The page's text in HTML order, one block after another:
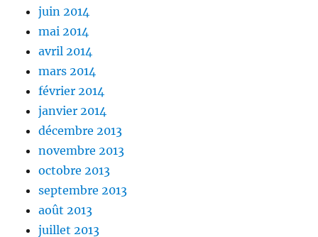
juin 2014
mai 2014
avril 2014
mars 2014
février 2014
janvier 2014
décembre 2013
novembre 2013
octobre 2013
septembre 2013
août 2013
juillet 2013